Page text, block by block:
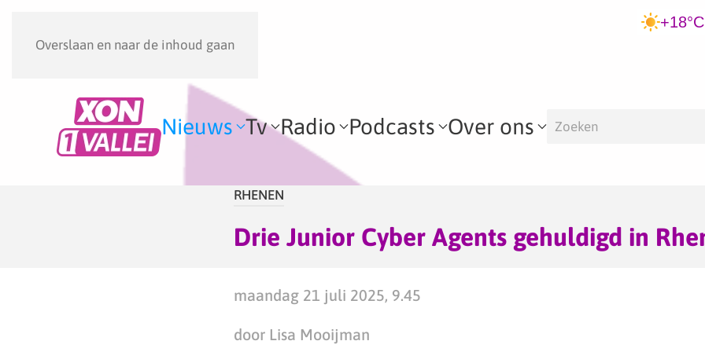
Overslaan en naar de inhoud gaan
+18°C
Nieuws Tv Radio Podcasts Over ons
RHENEN
Drie Junior Cyber Agents gehuldigd in
maandag 21 juli 2025, 9.45
door Lisa Mooijman